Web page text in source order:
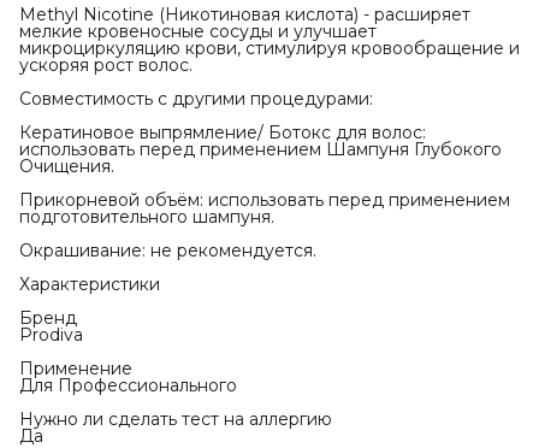
Methyl Nicotine (Никотиновая кислота) - расширяет
мелкие кровеносные сосуды и улучшает
микроциркуляцию крови, стимулируя кровообращение и
ускоряя рост волос.
Совместимость с другими процедурами:
Кератиновое выпрямление/ Ботокс для волос:
использовать перед применением Шампуня Глубокого
Очищения.
Прикорневой объём: использовать перед применением
подготовительного шампуня.
Окрашивание: не рекомендуется.
Характеристики
Бренд
Prodiva
Применение
Для Профессионального
Нужно ли сделать тест на аллергию
Да